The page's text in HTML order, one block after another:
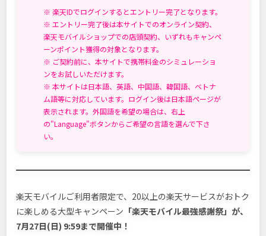
※ 楽天IDでログインするとエントリー完了となります。
※ エントリー完了後は本サイトでのオンライン契約、
楽天モバイルショップでの店頭契約、いずれもキャンペ
ーンポイント獲得の対象となります。
※ ご契約前に、本サイトで携帯料金のシミュレーショ
ンをお試しいただけます。
※ 本サイトは日本語、英語、中国語、韓国語、ベトナ
ム語等に対応しています。ログイン後は日本語ページが
表示されます。外国語を希望の場合は、右上
の"Language"ボタンからご希望の言語を選んで下さ
い。
楽天モバイルご利用者限定で、20以上の楽天サービスがおトク
に楽しめる大型キャンペーン 「楽天モバイル最強感謝祭」が、
7月27日(日) 9:59まで開催中！